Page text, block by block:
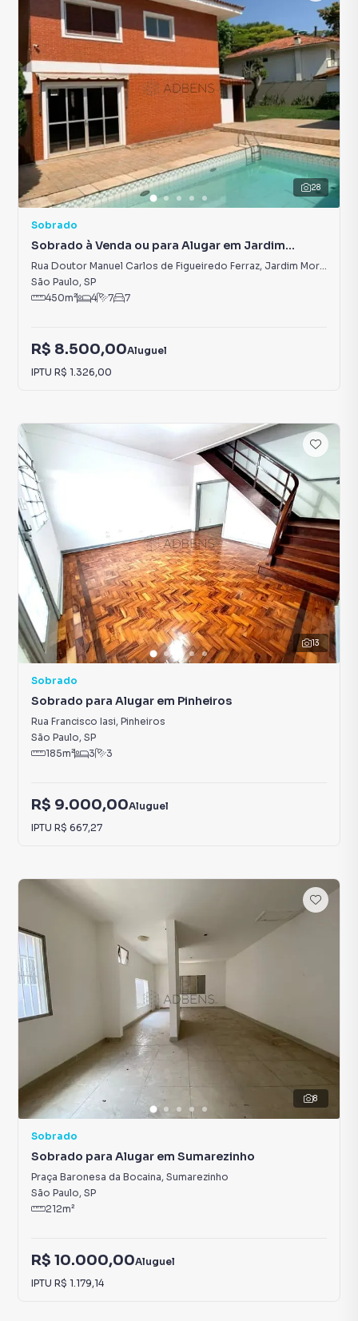
28
Sobrado
Sobrado à Venda ou para Alugar em Jardim
Morumbi
Rua Doutor Manuel Carlos de Figueiredo Ferraz, Jardim Morumbi
São Paulo, SP
450m² 4 7 7
R$ 8.500,00Aluguel
IPTU R$ 1.326,00
13
Sobrado
Sobrado para Alugar em Pinheiros
Rua Francisco Iasi, Pinheiros
São Paulo, SP
185m² 3 3
R$ 9.000,00Aluguel
IPTU R$ 667,27
8
Sobrado
Sobrado para Alugar em Sumarezinho
Praça Baronesa da Bocaina, Sumarezinho
São Paulo, SP
212m²
R$ 10.000,00Aluguel
IPTU R$ 1.179,14